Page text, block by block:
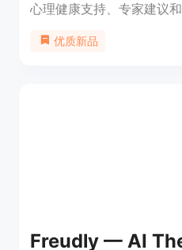
心理健康支持、专家建议
之旅。MindMateGPT还
优质新品
Freudly — AI